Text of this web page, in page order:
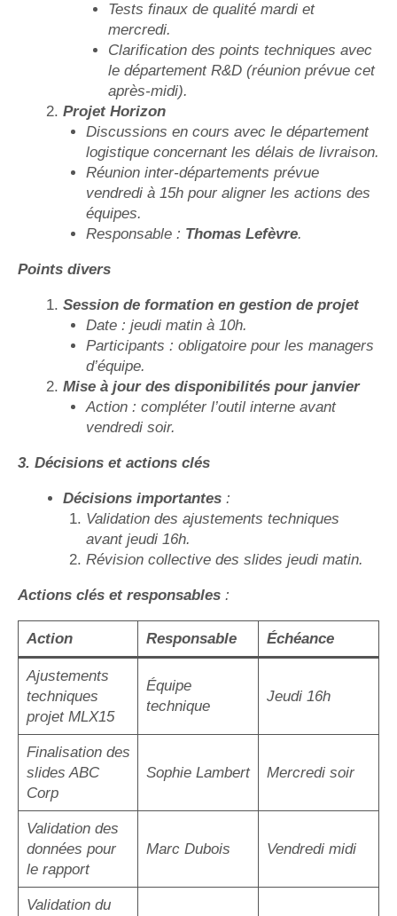
Tests finaux de qualité mardi et
mercredi.
Clarification des points techniques avec
le département R&D (réunion prévue cet
après-midi).
Projet Horizon
Discussions en cours avec le département
logistique concernant les délais de livraison.
Réunion inter-départements prévue
vendredi à 15h pour aligner les actions des
équipes.
Responsable : Thomas Lefèvre.
Points divers
Session de formation en gestion de projet
Date : jeudi matin à 10h.
Participants : obligatoire pour les managers
d’équipe.
Mise à jour des disponibilités pour janvier
Action : compléter l’outil interne avant
vendredi soir.
3. Décisions et actions clés
Décisions importantes :
Validation des ajustements techniques
avant jeudi 16h.
Révision collective des slides jeudi matin.
Actions clés et responsables :
Action Responsable Échéance
Ajustements
techniques
projet MLX15
Équipe
technique
Jeudi 16h
Finalisation des
slides ABC
Corp
Sophie Lambert Mercredi soir
Validation des
données pour
le rapport
Marc Dubois Vendredi midi
Validation du